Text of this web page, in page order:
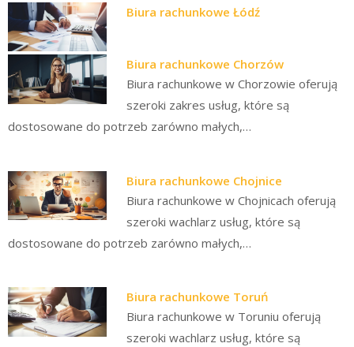
Biura rachunkowe Łódź
Biura rachunkowe Chorzów
Biura rachunkowe w Chorzowie oferują
szeroki zakres usług, które są
dostosowane do potrzeb zarówno małych,…
Biura rachunkowe Chojnice
Biura rachunkowe w Chojnicach oferują
szeroki wachlarz usług, które są
dostosowane do potrzeb zarówno małych,…
Biura rachunkowe Toruń
Biura rachunkowe w Toruniu oferują
szeroki wachlarz usług, które są